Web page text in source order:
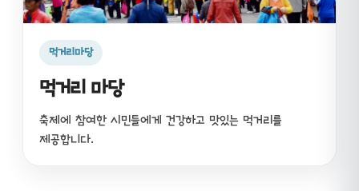
먹거리마당
먹거리 마당
축제에 참여한 시민들에게 건강하고 맛있는 먹거리를
제공합니다.